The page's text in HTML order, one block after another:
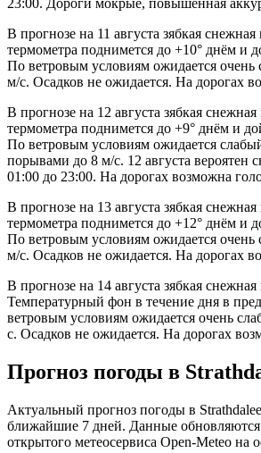
23:00. Дороги мокрые, повышенная
В прогнозе на 11 августа зябкая
термометра поднимется до +10° днём и
По ветровым условиям ожидается очень
м/с. Осадков не ожидается. На дорогах
В прогнозе на 12 августа зябкая
термометра поднимется до +9° днём и
По ветровым условиям ожидается
порывами до 8 м/с. 12 августа вероятен
01:00 до 23:00. На дорогах возможна
В прогнозе на 13 августа зябкая
термометра поднимется до +12° днём и
По ветровым условиям ожидается очень
м/с. Осадков не ожидается. На дорогах
В прогнозе на 14 августа зябкая снежная
Температурный фон в течение дня в
ветровым условиям ожидается очень
с. Осадков не ожидается. На дорогах
Прогноз погоды в
Актуальный прогноз погоды в
ближайшие 7 дней. Данные
открытого метеосервиса Open-Meteo на